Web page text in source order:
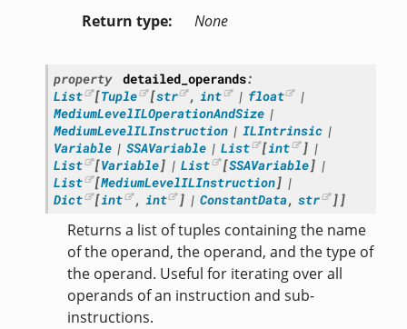
Return type
None
property detailed_operands:
List
[Tuple [str , int | float
|
MediumLevelILOperationAndSize |
MediumLevelILInstruction | ILIntrinsic |
Variable | SSAVariable | List [int ] |
List
[Variable] | List [SSAVariable] |
List
[MediumLevelILInstruction] |
Dict
[int , int ] | ConstantData, str ] ]
Returns a list of tuples containing the name
of the operand, the operand, and the type of
the operand. Useful for iterating over all
operands of an instruction and sub-
instructions.